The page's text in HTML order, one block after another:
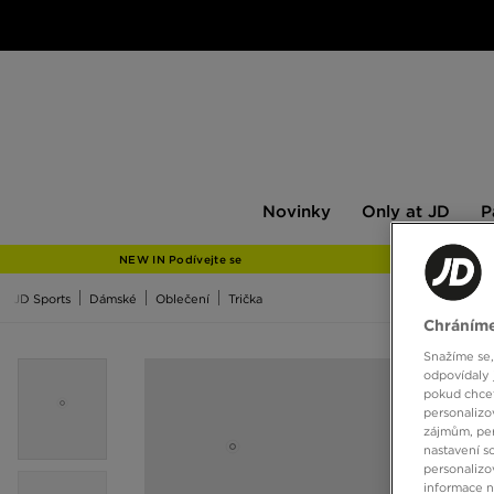
Novinky
JD
Only at JD
NEW IN Podívejte se
JD Sports Dámské Oblečení Trička
Snažíme
odpovídaly
pokud
zájmům,
nastavení
informace